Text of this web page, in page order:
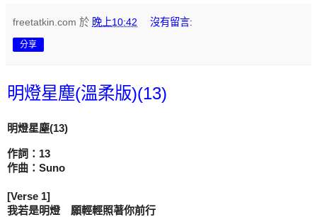
freetatkin.com 於 晚上10:42 沒有留言:
分享
明燈星塵(溫柔版)(13)
明燈星塵(13)
作詞：13
作曲：Suno
[Verse 1]
我若是明燈　願輕輕照著你前行